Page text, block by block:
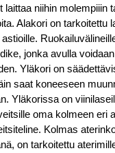
laittaa niihin molempiiin
Alakori on tarkoitettu
jonka avulla
Yläkori on
saat koneeseen
Yläkorissa on
oma kolmeen eri
Kolmas
on tarkoitettu